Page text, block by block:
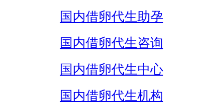
国内借卵代生助孕
国内借卵代生咨询
国内借卵代生中心
国内借卵代生机构